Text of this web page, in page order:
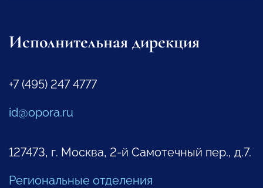
Исполнительная дирекция
+7 (495) 247 4777
id@opora.ru
127473, г. Москва, 2-й Самотечный пер., д.7.
Региональные отделения